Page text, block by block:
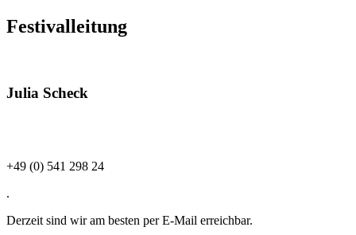
Festivalleitung
Julia Scheck
+49 (0) 541 298 24
.
Derzeit sind wir am besten per E-Mail erreichbar.